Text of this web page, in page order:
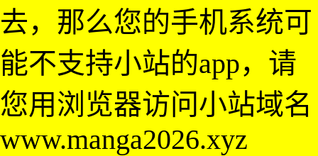
去，那么您的手机系统可
能不支持小站的app，请
您用浏览器访问小站域名
www.manga2026.xyz